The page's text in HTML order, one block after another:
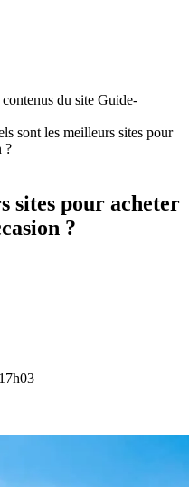
du site Guide-
sont les meilleurs sites pour
?
sites pour acheter
?